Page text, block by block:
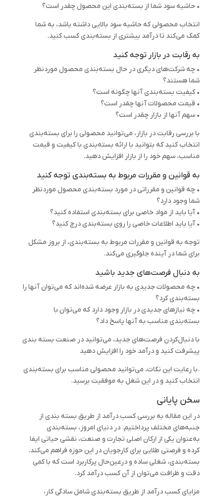
• حاشیه سود شما از بسته‌بندی این محصول چقدر است؟
انتخاب محصولی که حاشیه سود بالایی داشته باشد، به شما
کمک می‌کند تا درآمد بیشتری از بسته‌بندی کسب کنید.
به رقابت در بازار توجه کنید
• چه شرکت‌های دیگری در حال بسته‌بندی محصول موردنظر
شما هستند؟
• کیفیت بسته‌بندی آنها چگونه است؟
• قیمت محصولات آنها چقدر است؟
• سهم آنها از بازار چقدر است؟
با بررسی رقابت در بازار، می‌توانید محصولی را برای بسته‌بندی
انتخاب کنید که بتوانید با ارائه بسته‌بندی با کیفیت و قیمت
مناسب، سهم خود را از بازار افزایش دهید.
به قوانین و مقررات مربوط به بسته‌بندی توجه کنید
• چه قوانین و مقرراتی در مورد بسته‌بندی محصول موردنظر
شما وجود دارد؟
• آیا باید از مواد خاصی برای بسته‌بندی استفاده کنید؟
• آیا باید اطلاعات خاصی را روی بسته‌بندی درج کنید؟
توجه به قوانین و مقررات مربوط به بسته‌بندی، از بروز مشکل
برای شما در آینده جلوگیری می‌کند.
به دنبال فرصت‌های جدید باشید
• چه محصولات جدیدی به بازار عرضه شده‌اند که می‌توان آنها را
بسته‌بندی کرد؟
• چه نیازهای جدیدی در بازار وجود دارد که می‌توان با
بسته‌بندی مناسب به آنها پاسخ داد؟
با دنبال‌کردن فرصت‌های جدید، می‌توانید در صنعت بسته بندی
پیشرفت کنید و درآمد خود را افزایش دهید
.با رعایت این نکات، می‌توانید محصولی مناسب برای بسته‌بندی
انتخاب کنید و در این شغل به موفقیت برسید.
سخن پایانی
در این مقاله به بررسی کسب درآمد از طریق بسته بندی از
جنبه‌های مختلف پرداختیم. در دنیای امروز، بسته‌بندی
به‌عنوان یکی از ارکان اصلی تجارت و صنعت، نقشی حیاتی ایفا
کرده و فرصتی طلایی برای کارجویان در این حوزه فراهم می‌کند.
بسته‌بندی، شغلی ساده و درعین‌حال پرکاربرد است که با کمی
دقت و ظرافت می‌توان از آن کسب درآمد کرد.
مزایای کسب درآمد از طریق بسته‌بندی شامل سادگی کار،